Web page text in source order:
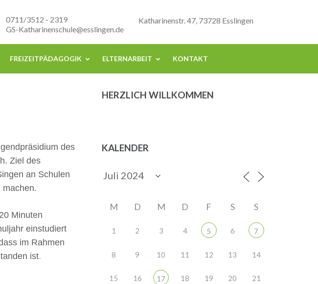
Katharinenstr. 47, 73728 Esslingen
0711/3512 - 2319
GS-Katharinenschule@esslingen.de
FREIZEITPÄDAGOGIK ELTERNARBEIT KONTAKT
des
Ziel des
an Schulen
machen.
Minuten
einstudiert
im Rahmen
ist.
HERZLICH WILLKOMMEN
KALENDER
M D M D F S S
1 2 3 4 5 6 7
8 9 10 11 12 13 14
15 16 17 18 19 20 21